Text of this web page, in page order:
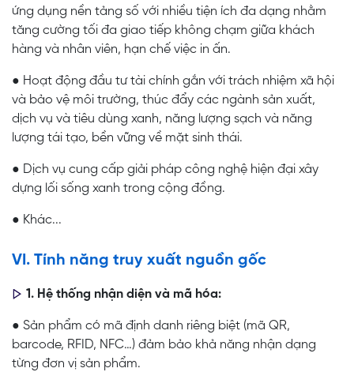
ứng dụng nền tảng số với nhiều tiện ích đa dạng nhằm
tăng cường tối đa giao tiếp không chạm giữa khách
hàng và nhân viên, hạn chế việc in ấn.
● Hoạt động đầu tư tài chính gắn với trách nhiệm xã hội
và bảo vệ môi trường, thúc đẩy các ngành sản xuất,
dịch vụ và tiêu dùng xanh, năng lượng sạch và năng
lượng tái tạo, bền vững về mặt sinh thái.
● Dịch vụ cung cấp giải pháp công nghệ hiện đại xây
dựng lối sống xanh trong cộng đồng.
● Khác...
VI. Tính năng truy xuất nguồn gốc
1. Hệ thống nhận diện và mã hóa:
● Sản phẩm có mã định danh riêng biệt (mã QR,
barcode, RFID, NFC…) đảm bảo khả năng nhận dạng
từng đơn vị sản phẩm.